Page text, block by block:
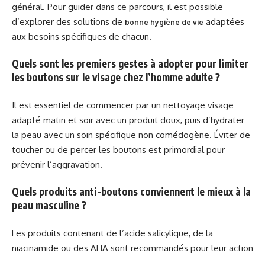
général. Pour guider dans ce parcours, il est possible
d’explorer des solutions de bonne hygiène de vie adaptées
aux besoins spécifiques de chacun.
Quels sont les premiers gestes à adopter pour limiter
les boutons sur le visage chez l’homme adulte ?
Il est essentiel de commencer par un nettoyage visage
adapté matin et soir avec un produit doux, puis d’hydrater
la peau avec un soin spécifique non comédogène. Éviter de
toucher ou de percer les boutons est primordial pour
prévenir l’aggravation.
Quels produits anti-boutons conviennent le mieux à la
peau masculine ?
Les produits contenant de l’acide salicylique, de la
niacinamide ou des AHA sont recommandés pour leur action